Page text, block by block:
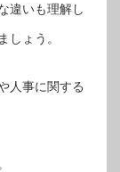
違いも理解し
しょう。
人事に関する